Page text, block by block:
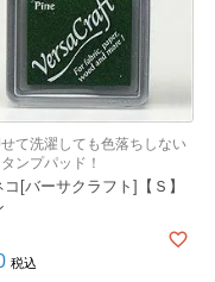
て洗濯しても色落ちしない
ンプパッド！
コ[バーサクラフト]【Ｓ】
税込